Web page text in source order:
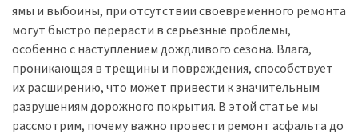
ямы и выбоины, при отсутствии своевременного ремонта
могут быстро перерасти в серьезные проблемы,
особенно с наступлением дождливого сезона. Влага,
проникающая в трещины и повреждения, способствует
их расширению, что может привести к значительным
разрушениям дорожного покрытия. В этой статье мы
рассмотрим, почему важно провести ремонт асфальта до